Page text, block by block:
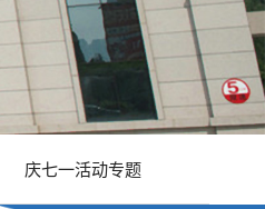
庆七一活动专题